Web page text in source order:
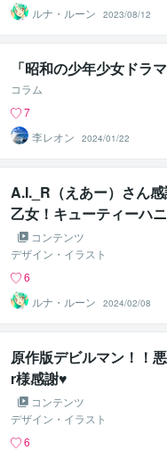
ルナ・ルーン
2023/08/12
「昭和の少年少女ドラ
コラム
7
李レオン
2024/01/22
A.I._R（えあー）さん
乙女！キューティーハ
ーＦさん♥
コンテンツ
デザイン・イラスト
6
ルナ・ルーン
2024/02/08
原作版デビルマン！！
r様感謝♥
コンテンツ
デザイン・イラスト
6